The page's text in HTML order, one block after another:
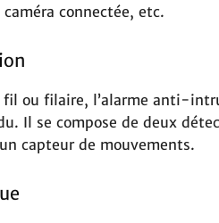
connectée, etc.
fil ou filaire, l’alarme anti-
Il se compose de deux
capteur de mouvements.